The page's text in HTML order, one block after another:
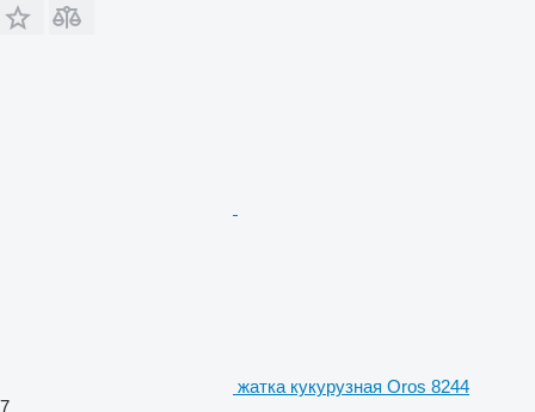
жатка кукурузная Oros 8244
7